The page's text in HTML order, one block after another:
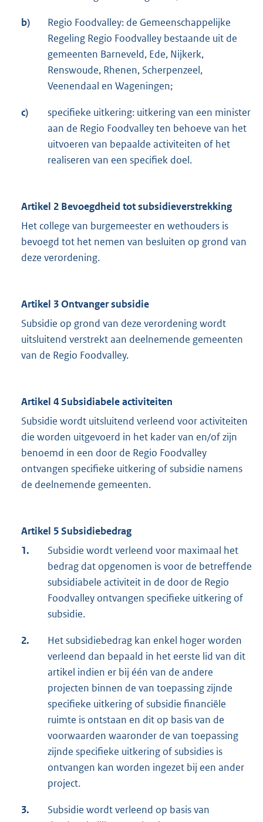
b)
Regio Foodvalley: de Gemeenschappelijke
Regeling Regio Foodvalley bestaande uit de
gemeenten Barneveld, Ede, Nijkerk,
Renswoude, Rhenen, Scherpenzeel,
Veenendaal en Wageningen;
c)
specifieke uitkering: uitkering van een minister
aan de Regio Foodvalley ten behoeve van het
uitvoeren van bepaalde activiteiten of het
realiseren van een specifiek doel.
Artikel 2 Bevoegdheid tot subsidieverstrekking
Het college van burgemeester en wethouders is
bevoegd tot het nemen van besluiten op grond van
deze verordening.
Artikel 3 Ontvanger subsidie
Subsidie op grond van deze verordening wordt
uitsluitend verstrekt aan deelnemende gemeenten
van de Regio Foodvalley.
Artikel 4 Subsidiabele activiteiten
Subsidie wordt uitsluitend verleend voor activiteiten
die worden uitgevoerd in het kader van en/of zijn
benoemd in een door de Regio Foodvalley
ontvangen specifieke uitkering of subsidie namens
de deelnemende gemeenten.
Artikel 5 Subsidiebedrag
1.
Subsidie wordt verleend voor maximaal het
bedrag dat opgenomen is voor de betreffende
subsidiabele activiteit in de door de Regio
Foodvalley ontvangen specifieke uitkering of
subsidie.
2.
Het subsidiebedrag kan enkel hoger worden
verleend dan bepaald in het eerste lid van dit
artikel indien er bij één van de andere
projecten binnen de van toepassing zijnde
specifieke uitkering of subsidie financiële
ruimte is ontstaan en dit op basis van de
voorwaarden waaronder de van toepassing
zijnde specifieke uitkering of subsidies is
ontvangen kan worden ingezet bij een ander
project.
3.
Subsidie wordt verleend op basis van